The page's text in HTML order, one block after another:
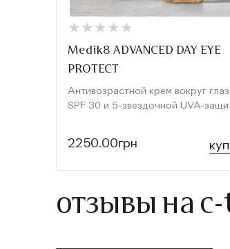
★
★ ★
★ ★
★ ★
★ ★
★
Medik8 ADVANCED DAY EYE
PROTECT
Антивозрастной крем вокруг
SPF 30 и 5-звездочной UVA-
2250.00грн
отзывы на